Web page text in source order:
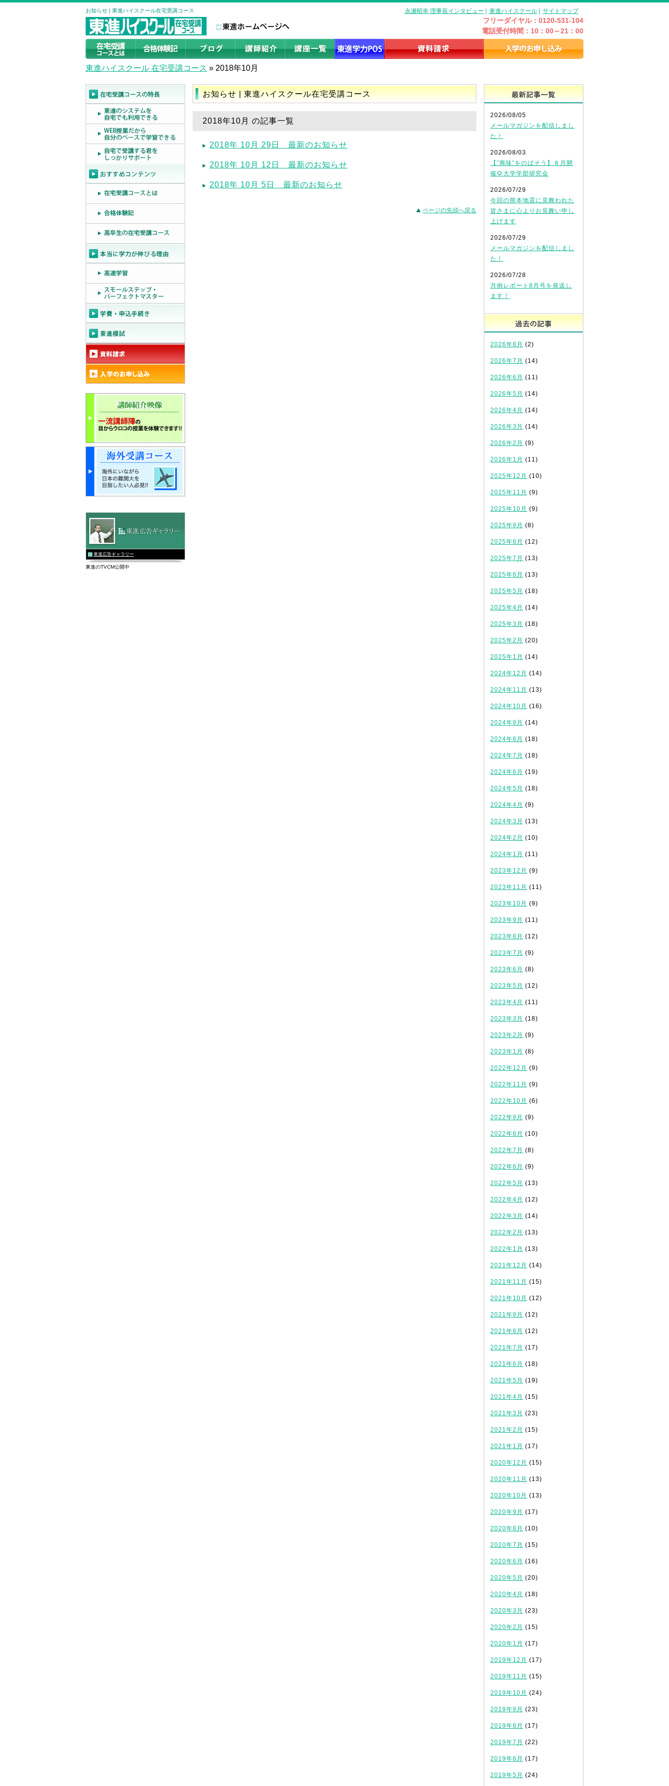
お知らせ | 東進ハイスクール在宅受講コース 永瀬昭幸 理事長インタビュー 東進ハイスクール サイトマップ
フリーダイヤル：0120-531-104
電話受付時間：10：00～21：00
東進ハイスクール 在宅受講コース » 2018年10月
お知らせ | 東進ハイスクール在宅受講コース
2018年10月 の記事一覧
2018年 10月 29日 最新のお知らせ
2018年 10月 12日 最新のお知らせ
2018年 10月 5日 最新のお知らせ
ページの先頭へ戻る
2026/08/05
メールマガジンを配信しまし
た！
2026/08/03
【”興味”をのばそう】８月開
催🌻大学学部研究会
2026/07/29
今回の熊本地震に見舞われた
皆さまに心よりお見舞い申し
上げます
2026/07/29
メールマガジンを配信しまし
た！
2026/07/28
月例レポート8月号を発送し
ます！
2026年8月 (2)
2026年7月 (14)
2026年6月 (11)
2026年5月 (14)
2026年4月 (14)
2026年3月 (14)
2026年2月 (9)
2026年1月 (11)
2025年12月 (10)
2025年11月 (9)
2025年10月 (9)
2025年9月 (8)
2025年8月 (12)
2025年7月 (13)
2025年6月 (13)
2025年5月 (18)
2025年4月 (14)
2025年3月 (18)
2025年2月 (20)
2025年1月 (14)
2024年12月 (14)
2024年11月 (13)
2024年10月 (16)
2024年9月 (14)
2024年8月 (18)
2024年7月 (18)
2024年6月 (19)
2024年5月 (18)
2024年4月 (9)
2024年3月 (13)
2024年2月 (10)
2024年1月 (11)
2023年12月 (9)
2023年11月 (11)
2023年10月 (9)
2023年9月 (11)
2023年8月 (12)
2023年7月 (9)
2023年6月 (8)
2023年5月 (12)
2023年4月 (11)
2023年3月 (18)
2023年2月 (9)
2023年1月 (8)
2022年12月 (9)
2022年11月 (9)
2022年10月 (6)
2022年9月 (9)
2022年8月 (10)
2022年7月 (8)
2022年6月 (9)
2022年5月 (13)
2022年4月 (12)
2022年3月 (14)
2022年2月 (13)
2022年1月 (13)
2021年12月 (14)
2021年11月 (15)
2021年10月 (12)
2021年9月 (12)
2021年8月 (12)
2021年7月 (17)
2021年6月 (18)
2021年5月 (19)
2021年4月 (15)
2021年3月 (23)
2021年2月 (15)
2021年1月 (17)
2020年12月 (15)
2020年11月 (13)
2020年10月 (13)
2020年9月 (17)
2020年8月 (10)
2020年7月 (15)
2020年6月 (16)
2020年5月 (20)
2020年4月 (18)
2020年3月 (23)
2020年2月 (15)
2020年1月 (17)
2019年12月 (17)
2019年11月 (15)
2019年10月 (24)
2019年9月 (23)
2019年8月 (17)
2019年7月 (22)
2019年6月 (17)
2019年5月 (24)
東進広告ギャラリー
東進のTVCM公開中